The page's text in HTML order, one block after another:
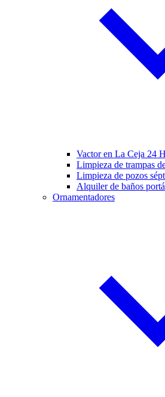
Vactor en La Ceja 24
Limpieza de trampas
Limpieza de pozos
Alquiler de baños
Ornamentadores